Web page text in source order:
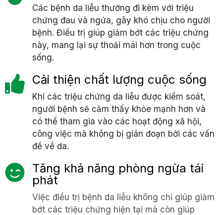
Các bệnh da liễu thường đi kèm với triệu
chứng đau và ngứa, gây khó chịu cho người
bệnh. Điều trị giúp giảm bớt các triệu chứng
này, mang lại sự thoải mái hơn trong cuộc
sống.
Cải thiện chất lượng cuộc sống
Khi các triệu chứng da liễu được kiểm soát,
người bệnh sẽ cảm thấy khỏe mạnh hơn và
có thể tham gia vào các hoạt động xã hội,
công việc mà không bị gián đoạn bởi các vấn
đề về da.
Tăng khả năng phòng ngừa tái
phát
Việc điều trị bệnh da liễu không chỉ giúp giảm
bớt các triệu chứng hiện tại mà còn giúp